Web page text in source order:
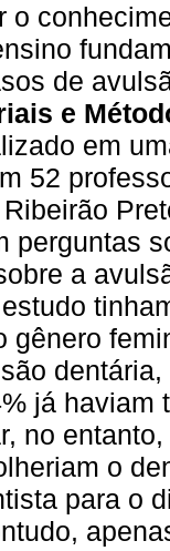
o
de
e
em
52
perguntas
a
gênero
já haviam
no
o
para o